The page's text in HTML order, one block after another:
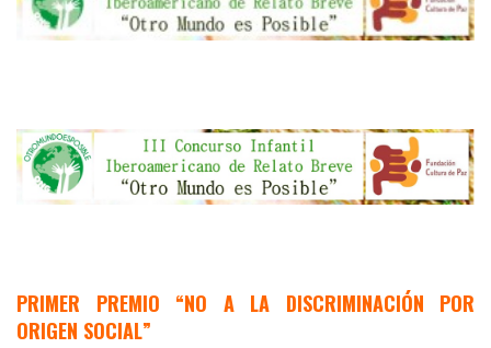
PRIMER PREMIO “NO A LA DISCRIMINACIÓN POR
ORIGEN SOCIAL”